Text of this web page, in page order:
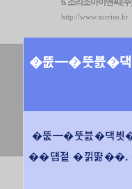
�뚮━�뚯븘�
�뚮━�뚯븘�댁
��덉젙 �낅땲��.